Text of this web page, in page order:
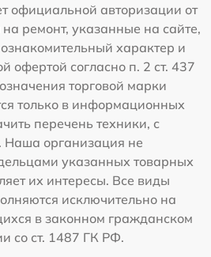
официальной авторизации от
ремонт, указанные на сайте,
характер и
офертой согласно п. 2 ст. 437
торговой марки
только в информационных
перечень техники, с
Наша организация не
указанных товарных
их интересы. Все виды
исключительно на
в законном гражданском
со ст. 1487 ГК РФ.